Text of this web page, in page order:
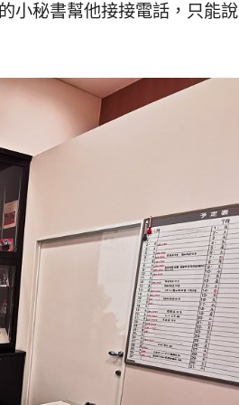
小秘書幫他接接電話，只能說